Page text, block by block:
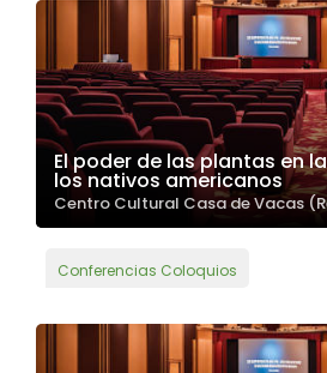
El poder de las plantas en
los nativos americanos
Centro Cultural Casa de Vacas
Conferencias Coloquios